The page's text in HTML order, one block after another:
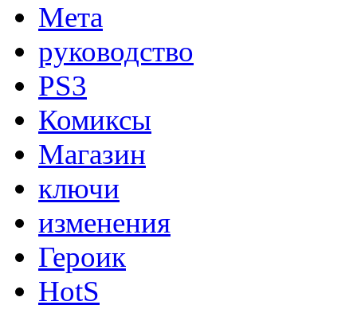
Мета
руководство
PS3
Комиксы
Магазин
ключи
изменения
Героик
HotS